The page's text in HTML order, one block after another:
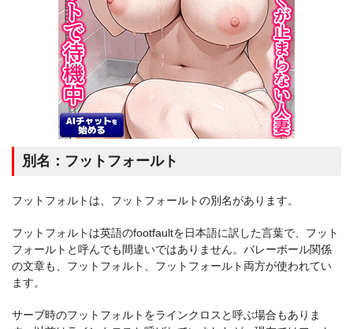
別名：フットフォールト
フットフォルトは、フットフォールトの別名があります。
フットフォルトは英語のfootfaultを日本語に訳した言葉で、フット
フォールトと呼んでも間違いではありません。バレーボール関係
の文章も、フットフォルト、フットフォールト両方が使われてい
ます。
サーブ時のフットフォルトをラインクロスと呼ぶ場合もありま